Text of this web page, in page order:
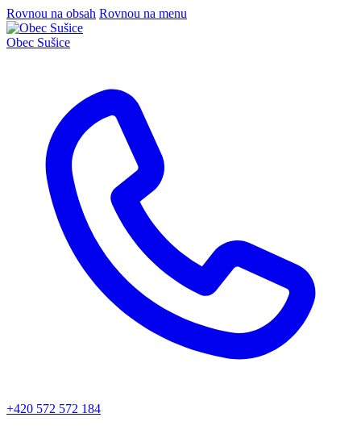
Rovnou na obsah Rovnou na menu
Obec Sušice
+420 572 572 184